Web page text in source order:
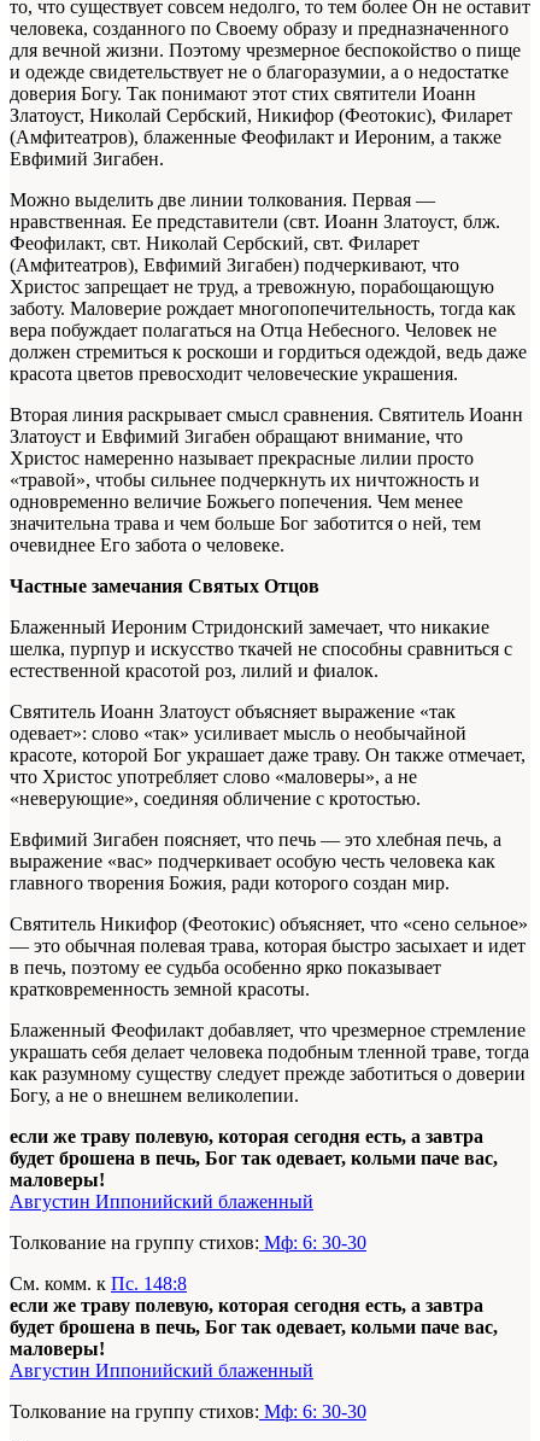
то, что существует совсем недолго, то тем более Он не оставит
человека, созданного по Своему образу и предназначенного
для вечной жизни. Поэтому чрезмерное беспокойство о пище
и одежде свидетельствует не о благоразумии, а о недостатке
доверия Богу. Так понимают этот стих святители Иоанн
Златоуст, Николай Сербский, Никифор (Феотокис), Филарет
(Амфитеатров), блаженные Феофилакт и Иероним, а также
Евфимий Зигабен.
Можно выделить две линии толкования. Первая —
нравственная. Ее представители (свт. Иоанн Златоуст, блж.
Феофилакт, свт. Николай Сербский, свт. Филарет
(Амфитеатров), Евфимий Зигабен) подчеркивают, что
Христос запрещает не труд, а тревожную, порабощающую
заботу. Маловерие рождает многопопечительность, тогда как
вера побуждает полагаться на Отца Небесного. Человек не
должен стремиться к роскоши и гордиться одеждой, ведь даже
красота цветов превосходит человеческие украшения.
Вторая линия раскрывает смысл сравнения. Святитель Иоанн
Златоуст и Евфимий Зигабен обращают внимание, что
Христос намеренно называет прекрасные лилии просто
«травой», чтобы сильнее подчеркнуть их ничтожность и
одновременно величие Божьего попечения. Чем менее
значительна трава и чем больше Бог заботится о ней, тем
очевиднее Его забота о человеке.
Частные замечания Святых Отцов
Блаженный Иероним Стридонский замечает, что никакие
шелка, пурпур и искусство ткачей не способны сравниться с
естественной красотой роз, лилий и фиалок.
Святитель Иоанн Златоуст объясняет выражение «так
одевает»: слово «так» усиливает мысль о необычайной
красоте, которой Бог украшает даже траву. Он также отмечает,
что Христос употребляет слово «маловеры», а не
«неверующие», соединяя обличение с кротостью.
Евфимий Зигабен поясняет, что печь — это хлебная печь, а
выражение «вас» подчеркивает особую честь человека как
главного творения Божия, ради которого создан мир.
Святитель Никифор (Феотокис) объясняет, что «сено сельное»
— это обычная полевая трава, которая быстро засыхает и идет
в печь, поэтому ее судьба особенно ярко показывает
кратковременность земной красоты.
Блаженный Феофилакт добавляет, что чрезмерное стремление
украшать себя делает человека подобным тленной траве, тогда
как разумному существу следует прежде заботиться о доверии
Богу, а не о внешнем великолепии.
если же траву полевую, которая сегодня есть, а завтра
будет брошена в печь, Бог так одевает, кольми паче вас,
маловеры!
Августин Иппонийский блаженный
Толкование на группу стихов: Мф: 6: 30-30
См. комм. к Пс. 148:8
если же траву полевую, которая сегодня есть, а завтра
будет брошена в печь, Бог так одевает, кольми паче вас,
маловеры!
Августин Иппонийский блаженный
Толкование на группу стихов: Мф: 6: 30-30